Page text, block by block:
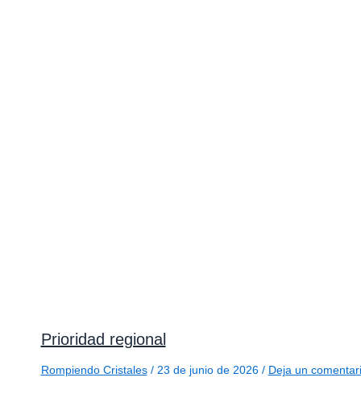
Prioridad regional
Rompiendo Cristales/ 23 de junio de 2026 / Deja un